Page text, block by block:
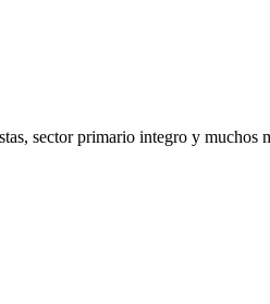
sector primario integro y muchos